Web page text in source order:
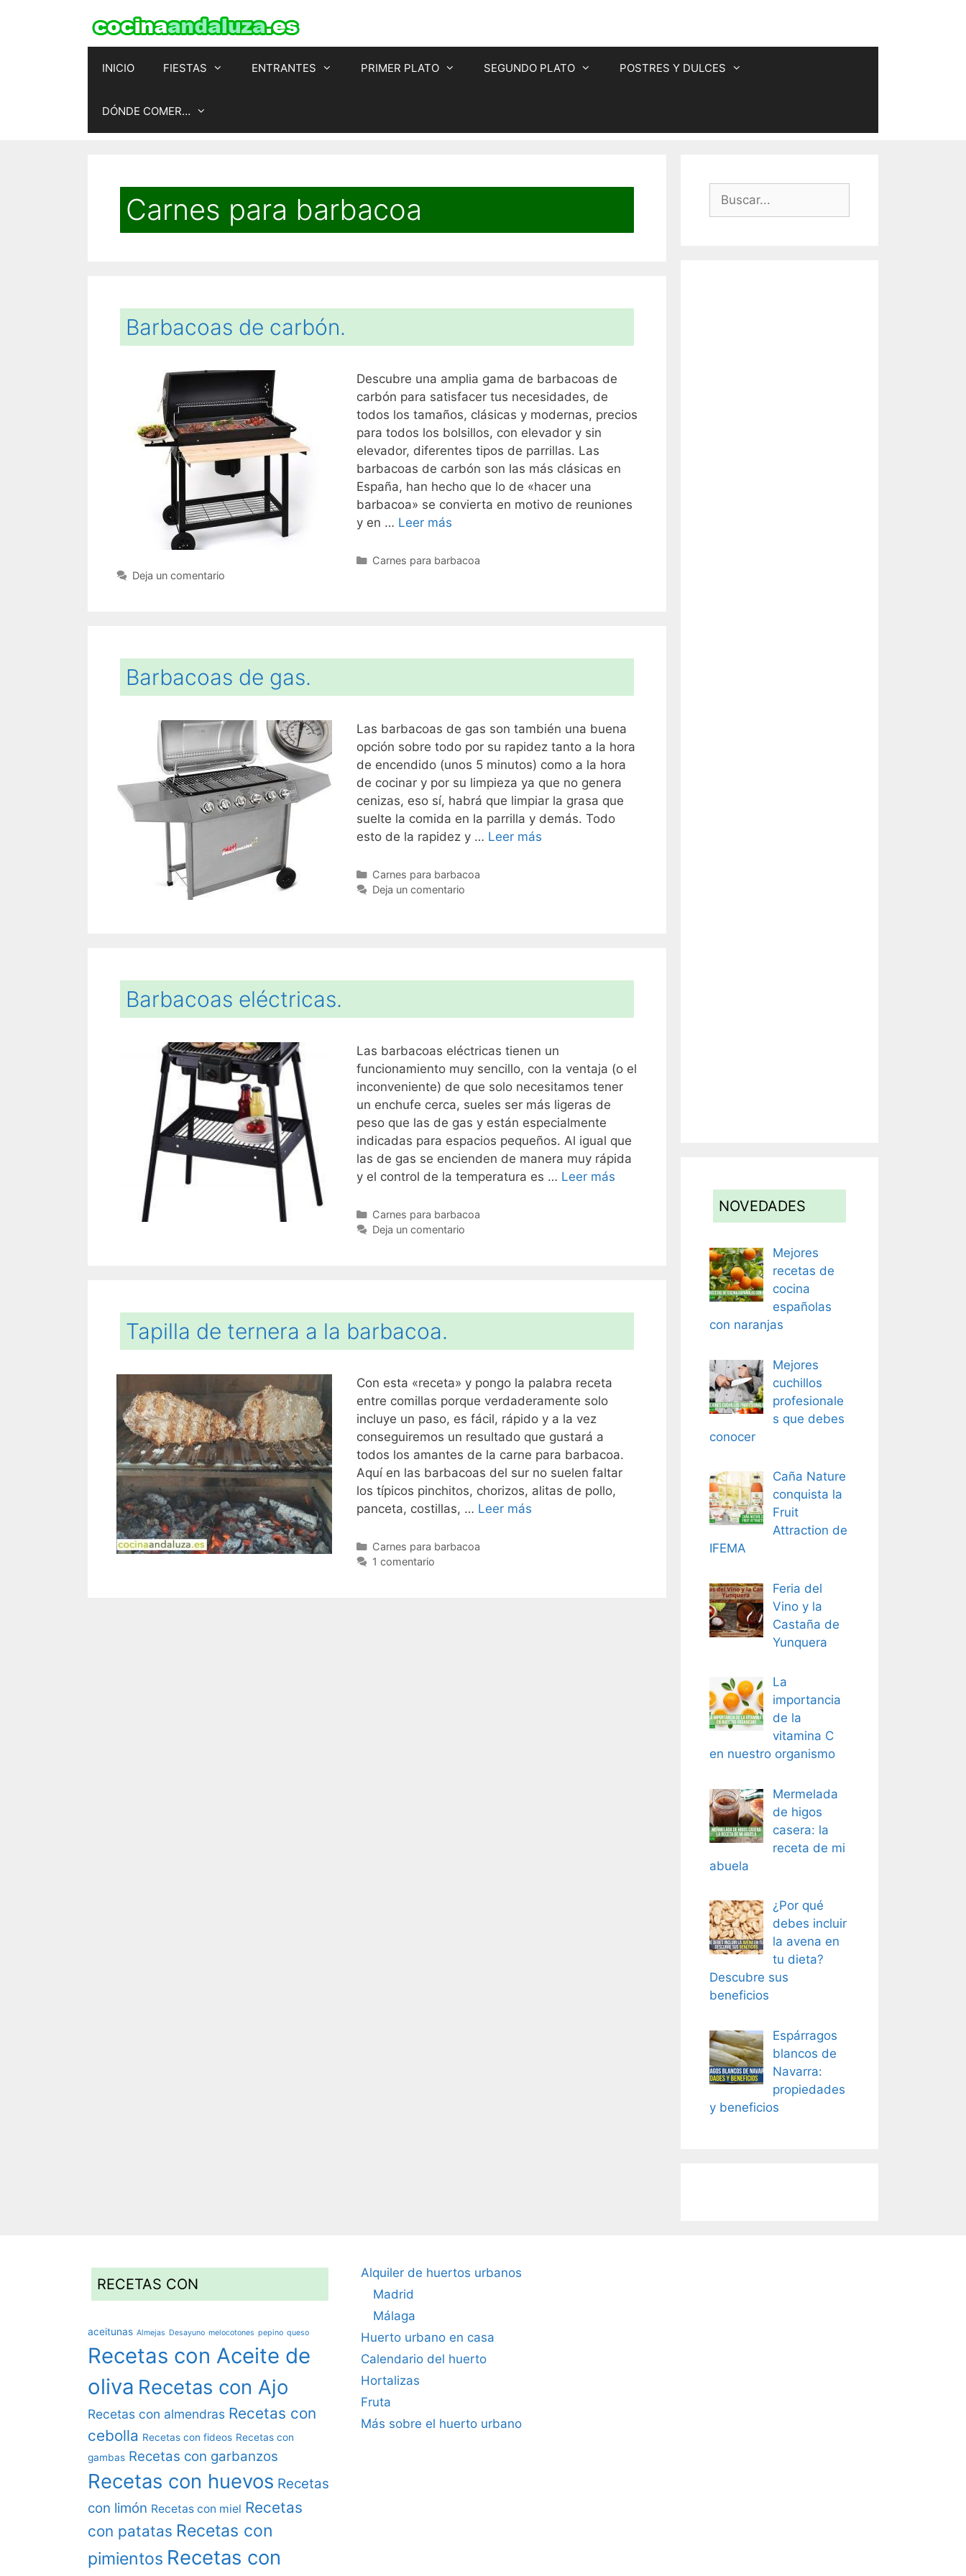
INICIO FIESTAS ENTRANTES PRIMER PLATO SEGUNDO PLATO POSTRES Y DULCES
DÓNDE COMER…
Carnes para barbacoa
Barbacoas de carbón.
Descubre una amplia gama de barbacoas de
carbón para satisfacer tus necesidades, de
todos los tamaños, clásicas y modernas, precios
para todos los bolsillos, con elevador y sin
elevador, diferentes tipos de parrillas. Las
barbacoas de carbón son las más clásicas en
España, han hecho que lo de «hacer una
barbacoa» se convierta en motivo de reuniones
y en … Leer más
Categorías
Carnes para barbacoa
Deja un comentario
Barbacoas de gas.
Las barbacoas de gas son también una buena
opción sobre todo por su rapidez tanto a la hora
de encendido (unos 5 minutos) como a la hora
de cocinar y por su limpieza ya que no genera
cenizas, eso sí, habrá que limpiar la grasa que
suelte la comida en la parrilla y demás. Todo
esto de la rapidez y … Leer más
Categorías
Carnes para barbacoa
Deja un comentario
Barbacoas eléctricas.
Las barbacoas eléctricas tienen un
funcionamiento muy sencillo, con la ventaja (o el
inconveniente) de que solo necesitamos tener
un enchufe cerca, sueles ser más ligeras de
peso que las de gas y están especialmente
indicadas para espacios pequeños. Al igual que
las de gas se encienden de manera muy rápida
y el control de la temperatura es … Leer más
Categorías
Carnes para barbacoa
Deja un comentario
Tapilla de ternera a la barbacoa.
Con esta «receta» y pongo la palabra receta
entre comillas porque verdaderamente solo
incluye un paso, es fácil, rápido y a la vez
conseguiremos un resultado que gustará a
todos los amantes de la carne para barbacoa.
Aquí en las barbacoas del sur no suelen faltar
los típicos pinchitos, chorizos, alitas de pollo,
panceta, costillas, … Leer más
Categorías
Carnes para barbacoa
1 comentario
Buscar:
NOVEDADES
Mejores
recetas de
cocina
españolas
con naranjas
Mejores
cuchillos
profesionale
s que debes
conocer
Caña Nature
conquista la
Fruit
Attraction de
IFEMA
Feria del
Vino y la
Castaña de
Yunquera
La
importancia
de la
vitamina C
en nuestro organismo
Mermelada
de higos
casera: la
receta de mi
abuela
¿Por qué
debes incluir
la avena en
tu dieta?
Descubre sus
beneficios
Espárragos
blancos de
Navarra:
propiedades
y beneficios
RECETAS CON
aceitunas Almejas Desayuno melocotones pepino queso
Recetas con Aceite de
oliva Recetas con Ajo
Recetas con almendras Recetas con
cebolla Recetas con fideos Recetas con
gambas Recetas con garbanzos
Recetas con huevos Recetas
con limón Recetas con miel Recetas
con patatas Recetas con
pimientos Recetas con
Alquiler de huertos urbanos
Madrid
Málaga
Huerto urbano en casa
Calendario del huerto
Hortalizas
Fruta
Más sobre el huerto urbano